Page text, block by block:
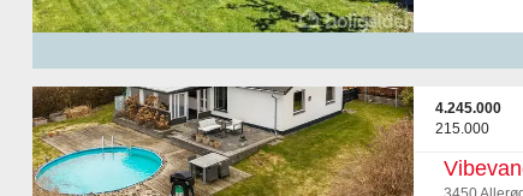
4.245.000
215.000